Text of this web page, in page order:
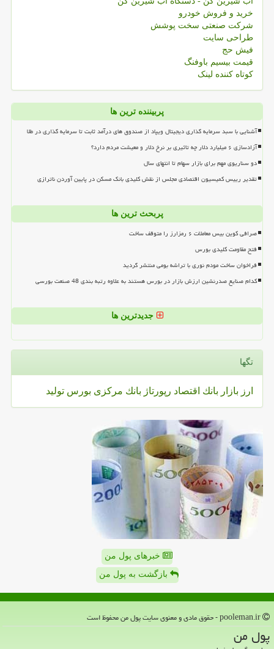
خرید و فروش خودرو
شرکت صنعتی سخت پوشش
طراحی سایت
فیش حج
قیمت بیسیم باوفنگ
کوتاه کننده لینک
پربیننده ترین ها
آشنایی با سبد سرمایه گذاری دیجیتال ویپاد از صندوق های درآمد ثابت تا سرمایه گذاری در طلا
آزادسازی ۶ میلیارد دلار چه تاثیری بر نرخ دلار و معیشت مردم دارد؟
دو سناریوی مهم برای بازار سهام تا انتهای سال
تقدیر رییس کمیسیون اقتصادی مجلس از نقش کلیدی بانک مسکن در پایین آوردن ناترازی
پربحث ترین ها
صرافی کوین بیس معاملات ۶ رمزارز را متوقف ساخت
فتح مقاومت کلیدی بورس
فراخوان ساخت مودم نوری با تراشه بومی منتشر گردید
کدام صنایع صدرنشین ارزش بازار در بورس هستند به علاوه رتبه بندی 48 صنعت بورسی
جدیدترین ها
تگها
ارز بازار بانك اقتصاد رپورتاژ بانك مركزی بورس تولید
خبرهای پول من
بازگشت به پول من
پول من